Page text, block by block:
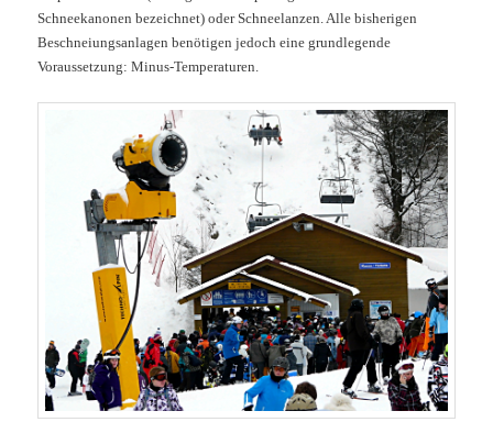
Schneekanonen bezeichnet) oder Schneelanzen. Alle bisherigen
Beschneiungsanlagen benötigen jedoch eine grundlegende
Voraussetzung: Minus-Temperaturen.